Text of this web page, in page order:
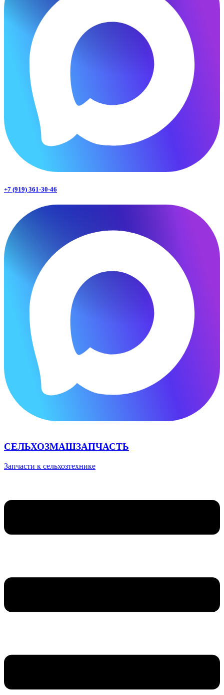
+7 (919) 361-30-46
СЕЛЬХОЗМАШЗАПЧАСТЬ
Запчасти к сельхозтехнике